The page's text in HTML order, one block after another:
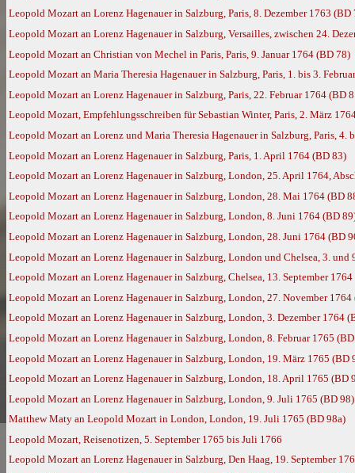
Leopold Mozart an Lorenz Hagenauer in Salzburg, Paris, 8. Dezember 1763 (BD
Leopold Mozart an Lorenz Hagenauer in Salzburg, Versailles, zwischen 24.
Leopold Mozart an Christian von Mechel in Paris, Paris, 9. Januar 1764 (BD 78)
Leopold Mozart an Maria Theresia Hagenauer in Salzburg, Paris, 1. bis 3.
Leopold Mozart an Lorenz Hagenauer in Salzburg, Paris, 22. Februar 1764 (BD
Leopold Mozart, Empfehlungsschreiben für Sebastian Winter, Paris, 2. März
Leopold Mozart an Lorenz und Maria Theresia Hagenauer in Salzburg, Paris, 4.
Leopold Mozart an Lorenz Hagenauer in Salzburg, Paris, 1. April 1764 (BD 83)
Leopold Mozart an Lorenz Hagenauer in Salzburg, London, 25. April 1764,
Leopold Mozart an Lorenz Hagenauer in Salzburg, London, 28. Mai 1764 (BD
Leopold Mozart an Lorenz Hagenauer in Salzburg, London, 8. Juni 1764 (BD
Leopold Mozart an Lorenz Hagenauer in Salzburg, London, 28. Juni 1764 (BD
Leopold Mozart an Lorenz Hagenauer in Salzburg, London und Chelsea, 3. und
Leopold Mozart an Lorenz Hagenauer in Salzburg, Chelsea, 13. September
Leopold Mozart an Lorenz Hagenauer in Salzburg, London, 27. November 1764
Leopold Mozart an Lorenz Hagenauer in Salzburg, London, 3. Dezember 1764
Leopold Mozart an Lorenz Hagenauer in Salzburg, London, 8. Februar 1765
Leopold Mozart an Lorenz Hagenauer in Salzburg, London, 19. März 1765 (BD
Leopold Mozart an Lorenz Hagenauer in Salzburg, London, 18. April 1765 (BD
Leopold Mozart an Lorenz Hagenauer in Salzburg, London, 9. Juli 1765 (BD 98)
Matthew Maty an Leopold Mozart in London, London, 19. Juli 1765 (BD 98a)
Leopold Mozart, Reisenotizen, 5. September 1765 bis Juli 1766
Leopold Mozart an Lorenz Hagenauer in Salzburg, Den Haag, 19. September